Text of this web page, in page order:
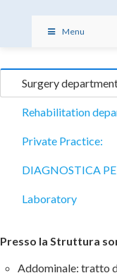
Menu
Surgery
Rehabilitation
Private Practice:
DIAGNOSTICA
Laboratory
Presso la Struttura
Addominale: tratto